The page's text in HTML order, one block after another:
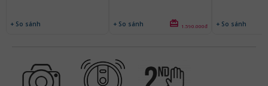
+ So sánh + So sánh 1.590.000đ + So sánh